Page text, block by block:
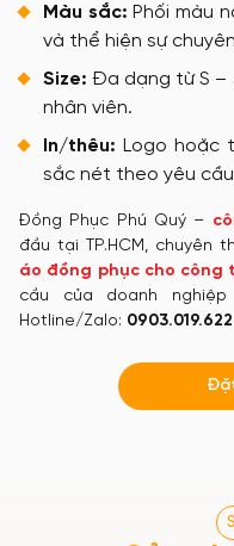
Màu sắc: Phối màu
và thể hiện sự
Size:Đa dạng từ S –
nhân viên.
In/thêu: Logo hoặc
sắc nét theo yêu
Đồng Phục Phú Quý –
đầu tại TP.HCM, chuyên
áo đồng phục cho công
cầu của doanh
Hotline/Zalo: 0903.019.622